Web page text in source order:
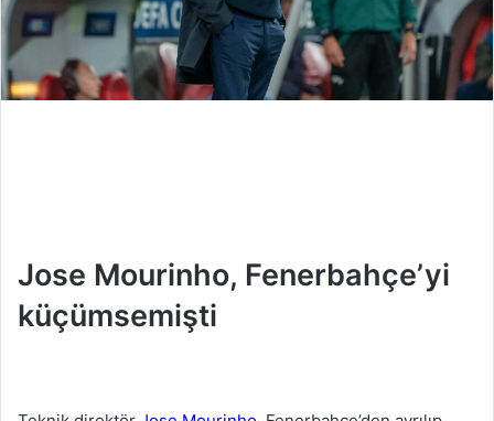
Jose Mourinho, Fenerbahçe’yi
küçümsemişti